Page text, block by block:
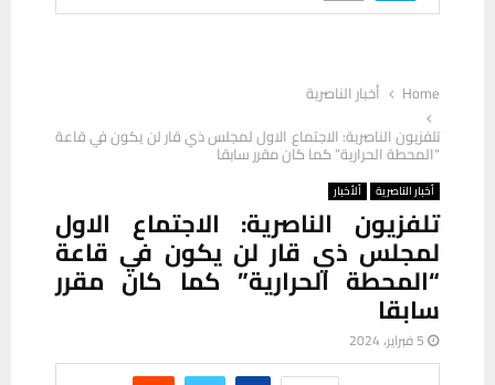
Home
أخبار الناصرية
تلفزيون الناصرية: الاجتماع الاول لمجلس ذي قار لن يكون في قاعة
“المحطة الحرارية” كما كان مقرر سابقا
أخبار الناصرية ألأخبار
تلفزيون الناصرية: الاجتماع الاول
لمجلس ذي قار لن يكون في قاعة
“المحطة الحرارية” كما كان مقرر
سابقا
5 فبراير، 2024